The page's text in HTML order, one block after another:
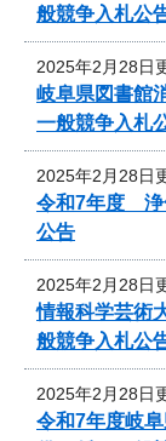
般競争入札公
2025年2月28日
岐阜県図書館
一般競争入札
2025年2月28日
令和7年度 浄
公告
2025年2月28日
情報科学芸術
般競争入札公
2025年2月28日
令和7年度岐